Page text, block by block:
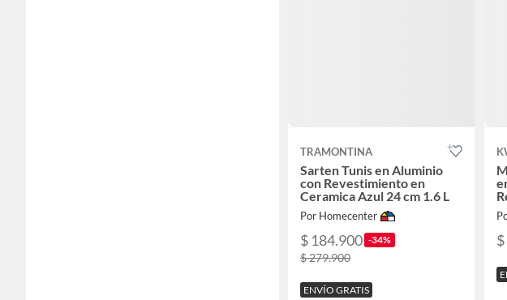
TRAMONTINA
Sarten Tunis en Aluminio
con Revestimiento en
Ceramica Azul 24 cm 1.6 L
Por Homecenter
$ 184.900 -34%
$ 279.900
ENVÍO GRATIS